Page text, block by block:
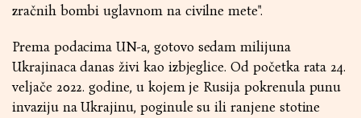
zračnih bombi uglavnom na civilne mete".
Prema podacima UN-a, gotovo sedam milijuna
Ukrajinaca danas živi kao izbjeglice. Od početka rata 24.
veljače 2022. godine, u kojem je Rusija pokrenula punu
invaziju na Ukrajinu, poginule su ili ranjene stotine